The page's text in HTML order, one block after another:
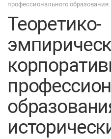
профессионального
Теоретико-